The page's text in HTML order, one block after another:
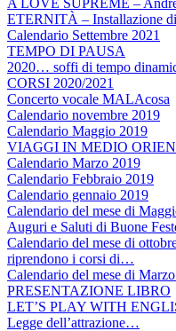
ETERNITÀ – Installazione
Calendario Settembre 2021
TEMPO DI PAUSA
2020… soffi di tempo
CORSI 2020/2021
Concerto vocale MALAcosa
Calendario novembre 2019
Calendario Maggio 2019
VIAGGI IN MEDIO
Calendario Marzo 2019
Calendario Febbraio 2019
Calendario gennaio 2019
Calendario del mese di
Auguri e Saluti di Buone
Calendario del mese di
riprendono i corsi di…
Calendario del mese di
PRESENTAZIONE LIBRO
LET’S PLAY WITH
Legge dell’attrazione…